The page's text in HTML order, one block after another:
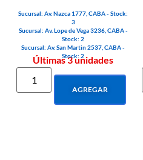
Sucursal: Av. Nazca 1777, CABA - Stock:
3
Sucursal: Av. Lope de Vega 3236, CABA -
Stock: 2
Sucursal: Av. San Martin 2537, CABA -
Stock: 2
Últimas 3 unidades
AGREGAR